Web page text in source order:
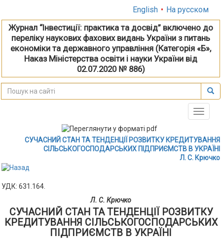
English • На русском
Журнал “Інвестиції: практика та досвід” включено до
переліку наукових фахових видань України з питань
економіки та державного управління (Категорія «Б»,
Наказ Міністерства освіти і науки України від
02.07.2020 № 886)
Toggle
СУЧАСНИЙ СТАН ТА ТЕНДЕНЦІЇ РОЗВИТКУ КРЕДИТУВАННЯ
СІЛЬСЬКОГОСПОДАРСЬКИХ ПІДПРИЄМСТВ В УКРАЇНІ
Л. С. Крючко
УДК: 631.164.
Л. С. Крючко
СУЧАСНИЙ СТАН ТА ТЕНДЕНЦІЇ РОЗВИТКУ
КРЕДИТУВАННЯ СІЛЬСЬКОГОСПОДАРСЬКИХ
ПІДПРИЄМСТВ В УКРАЇНІ